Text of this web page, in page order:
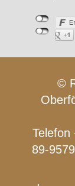
©
Telefon
89-